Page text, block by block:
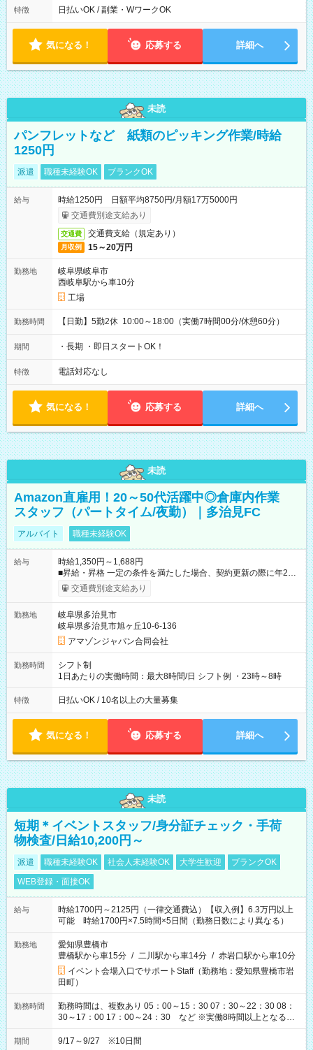
00
特徴 日払いOK / 副業・WワークOK
気になる！ 応募する 詳細へ
未読
パンフレットなど 紙類のピッキング作業/時給
1250円
派遣 職種未経験OK ブランクOK
給与
時給1250円 日額平均8750円/月額17万5000円
交通費別途支給あり
交通費 交通費支給（規定あり）
月収例 15～20万円
勤務地
岐阜県岐阜市
西岐阜駅から車10分
工場
勤務時間 【日勤】5勤2休 10:00～18:00（実働7時間00分/休憩60分）
期間 ・長期 ・即日スタートOK！
特徴 電話対応なし
気になる！ 応募する 詳細へ
未読
Amazon直雇用！20～50代活躍中◎倉庫内作業
スタッフ（パートタイム/夜勤）｜多治見FC
アルバイト 職種未経験OK
給与
時給1,350円～1,688円
■昇給・昇格 一定の条件を満たした場合、契約更新の際に年2回
まで昇給の機会があります。 ■正社員登用制度あり ※月末締/翌
月25日支払い ※時間外手当、別途支給 ※深夜割増賃金 (22:00～
☆Amazon直雇用で安定して働けます！ 【試用期間】試用期間
あり 試用期間の長さ：1週間 雇用形態、給与は本採用時と同じ
です。
交通費別途支給あり
勤務地
岐阜県多治見市
岐阜県多治見市旭ヶ丘10-6-136
アマゾンジャパン合同会社
勤務時間
シフト制
1日あたりの実働時間：最大8時間/日 シフト例 ・23時～8時
特徴 日払いOK / 10名以上の大量募集
気になる！ 応募する 詳細へ
未読
短期＊イベントスタッフ/身分証チェック・手荷
物検査/日給10,200円～
派遣 職種未経験OK 社会人未経験OK 大学生歓迎
ブランクOK
WEB登録・面接OK
給与
時給1700円～2125円（一律交通費込）【収入例】6.3万円以上
可能 時給1700円×7.5時間×5日間（勤務日数により異なる）
勤務地
愛知県豊橋市
豊橋駅から車15分 / 二川駅から車14分 / 赤岩口駅から車10分
イベント会場入口でサポートStaff（勤務地：愛知県豊橋市岩
田町）
勤務時間
勤務時間は、複数あり 05：00～15：30 07：30～22：30 08：
30～17：00 17：00～24：30 など ※実働8時間以上となる勤
務もあります。 【休憩】60分+他休憩あり 交替で取得します。
安全面に配慮しこまめな休憩があります。
期間 9/17～9/27 ※10日間